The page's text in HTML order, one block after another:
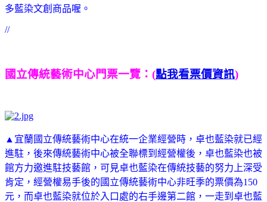
多藍染文創商品喔。
//
國立傳統藝術中心門票一覽：(點我看票價資訊)
▲宜蘭國立傳統藝術中心在統一企業經營時，卓也藍染就已經
進駐，後來傳統藝術中心被全聯標到經營權後，卓也藍染也被
館方力邀進駐技藝館，可見卓也藍染在傳統技藝的努力上深受
肯定，經營權易手後的國立傳統藝術中心非旺季的票價為150
元，而卓也藍染就位於入口處的右手邊第二館，一走到卓也藍